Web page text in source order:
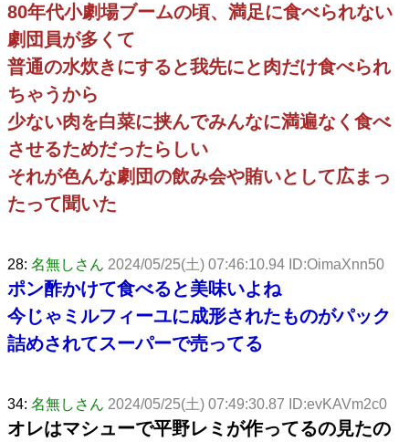
80年代小劇場ブームの頃、満足に食べられない
劇団員が多くて
普通の水炊きにすると我先にと肉だけ食べられ
ちゃうから
少ない肉を白菜に挟んでみんなに満遍なく食べ
させるためだったらしい
それが色んな劇団の飲み会や賄いとして広まっ
たって聞いた
28: 名無しさん 2024/05/25(土) 07:46:10.94 ID:OimaXnn50
ポン酢かけて食べると美味いよね
今じゃミルフィーユに成形されたものがパック
詰めされてスーパーで売ってる
34: 名無しさん 2024/05/25(土) 07:49:30.87 ID:evKAVm2c0
オレはマシューで平野レミが作ってるの見たの